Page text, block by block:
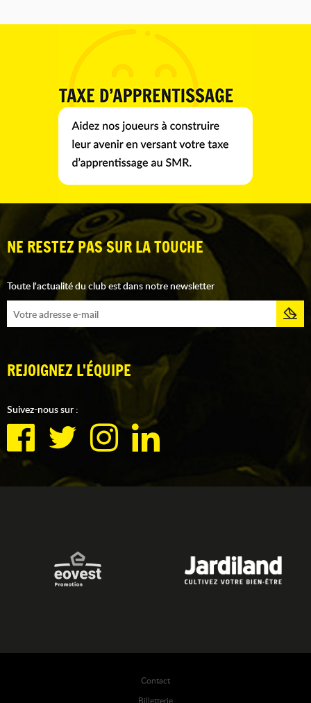
NE RESTEZ PAS SUR LA TOUCHE
Toute l'actualité du club est dans notre newsletter
REJOIGNEZ L'ÉQUIPE
Suivez-nous sur :
Contact
Billetterie